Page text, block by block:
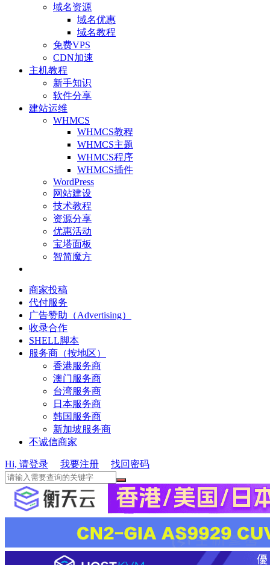
域名资源
域名优惠
域名教程
免费VPS
CDN加速
主机教程
新手知识
软件分享
建站运维
WHMCS
WHMCS教程
WHMCS主题
WHMCS程序
WHMCS插件
WordPress
网站建设
技术教程
资源分享
优惠活动
宝塔面板
智简魔方
商家投稿
代付服务
广告赞助（Advertising）
收录合作
SHELL脚本
服务商（按地区）
香港服务商
澳门服务商
台湾服务商
日本服务商
韩国服务商
新加坡服务商
不诚信商家
Hi, 请登录 我要注册 找回密码